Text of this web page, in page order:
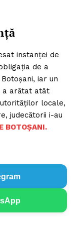
instanței de
de a
iar un
a arătat atât
locale,
judecătorii i-au
BOTOȘANI.